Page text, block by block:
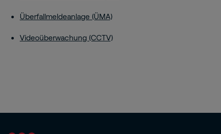
Überfallmeldeanlage (ÜMA)
Videoüberwachung (CCTV)